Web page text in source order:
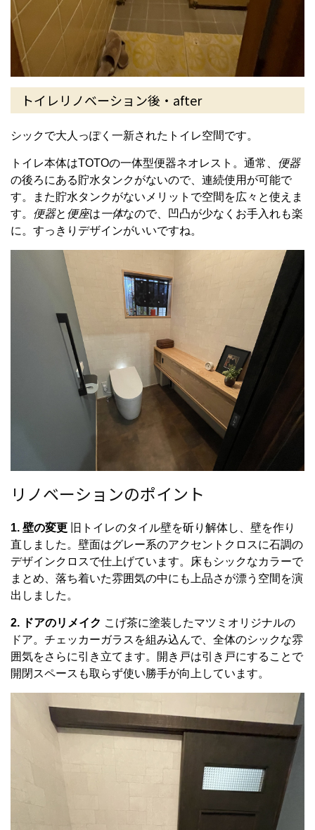
トイレリノベーション後・after
シックで大人っぽく一新されたトイレ空間です。
トイレ本体はTOTOの一体型便器ネオレスト。通常、 便器
の後ろにある貯水タンクがないので、連続使用が可能で
す。また貯水タンクがないメリットで空間を広々と使えま
す。 便器と 便座は一体なので、凹凸が少なくお手入れも楽
に。すっきりデザインがいいですね。
リノベーションのポイント
1. 壁の変更 旧トイレのタイル壁を斫り解体し、壁を作り
直しました。壁面はグレー系のアクセントクロスに石調の
デザインクロスで仕上げています。床もシックなカラーで
まとめ、落ち着いた雰囲気の中にも上品さが漂う空間を演
出しました。
2. ドアのリメイク こげ茶に塗装したマツミオリジナルの
ドア。チェッカーガラスを組み込んで、全体のシックな雰
囲気をさらに引き立てます。開き戸は引き戸にすることで
開閉スペースも取らず使い勝手が向上しています。